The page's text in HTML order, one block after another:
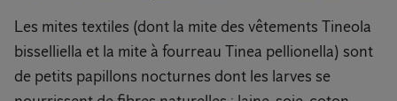
Les mites textiles (dont la mite des vêtements Tineola
bisselliella et la mite à fourreau Tinea pellionella) sont
de petits papillons nocturnes dont les larves se